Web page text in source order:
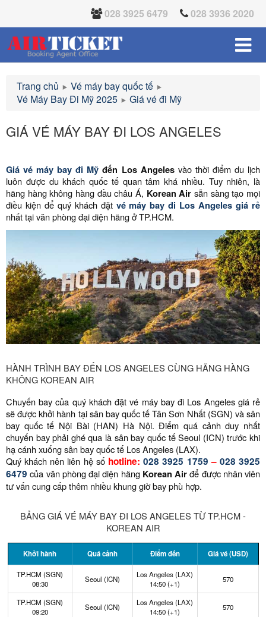
028 3925 6479 028 3936 2020
Trang chủ
Vé máy bay quốc tế
Vé Máy Bay Đi Mỹ 2025
Giá vé đi Mỹ
GIÁ VÉ MÁY BAY ĐI LOS ANGELES
Giá vé máy bay đi Mỹ đến Los Angelesvào thời điểm du lịch
luôn được du khách quốc tế quan tâm khá nhiều. Tuy nhiên, là
hãng hàng không hàng đầu châu Á, Korean Air sẵn sàng tạo mọi
điều kiện để quý khách đặt vé máy bay đi Los Angeles giá rẻ
nhất tại văn phòng đại diện hãng ở TP.HCM.
HÀNH TRÌNH BAY ĐẾN LOS ANGELES CÙNG HÃNG HÀNG
KHÔNG KOREAN AIR
Chuyến bay của quý khách đặt vé máy bay đi Los Angeles giá rẻ
sẽ được khởi hành tại sân bay quốc tế Tân Sơn Nhất (SGN) và sân
bay quốc tế Nội Bài (HAN) Hà Nội. Điểm quá cảnh duy nhất
chuyến bay phải ghé qua là sân bay quốc tế Seoul (ICN) trước khi
hạ cánh xuống sân bay quốc tế Los Angeles (LAX).
Quý khách nên liên hệ số hotline:028 3925 1759 – 028 3925
6479 của văn phòng đại diện hãng Korean Airđể được nhân viên
tư vấn cung cấp thêm nhiều khung giờ bay phù hợp.
BẢNG GIÁ VÉ MÁY BAY ĐI LOS ANGELES TỪ TP.HCM -
KOREAN AIR
Khởi hành Quá cảnh Điểm đến Giá vé (USD)
TP.HCM (SGN)
08:30
Seoul (ICN)
Los Angeles (LAX)
14:50 (+1)
570
TP.HCM (SGN)
09:20
Seoul (ICN)
Los Angeles (LAX)
14:50 (+1)
570